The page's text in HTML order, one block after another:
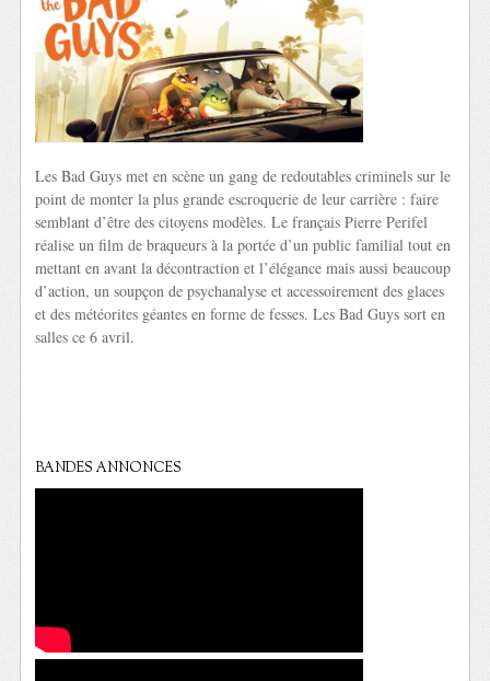
Les Bad Guys met en scène un gang de redoutables criminels sur le
point de monter la plus grande escroquerie de leur carrière : faire
semblant d’être des citoyens modèles. Le français Pierre Perifel
réalise un film de braqueurs à la portée d’un public familial tout en
mettant en avant la décontraction et l’élégance mais aussi beaucoup
d’action, un soupçon de psychanalyse et accessoirement des glaces
et des météorites géantes en forme de fesses. Les Bad Guys sort en
salles ce 6 avril.
BANDES ANNONCES